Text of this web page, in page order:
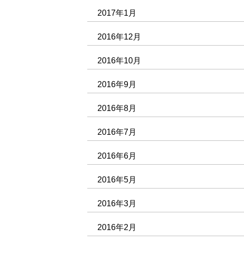
2017年1月
2016年12月
2016年10月
2016年9月
2016年8月
2016年7月
2016年6月
2016年5月
2016年3月
2016年2月